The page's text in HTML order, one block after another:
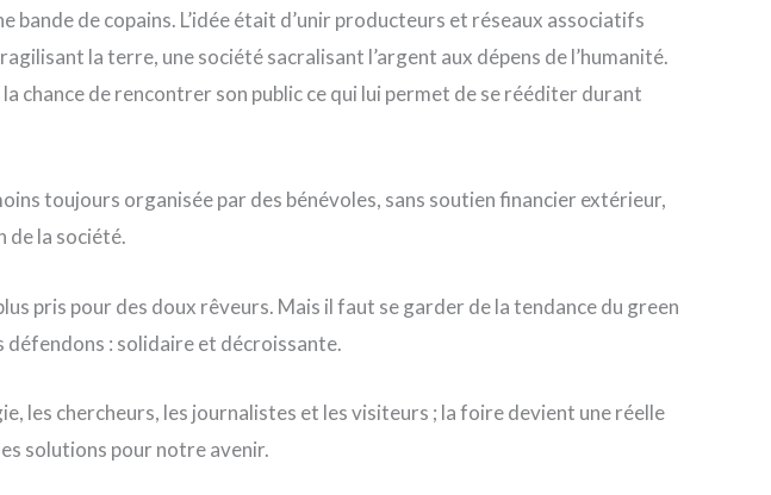
bande de copains. L’idée était d’unir producteurs et réseaux associatifs
la terre, une société sacralisant l’argent aux dépens de l’humanité.
chance de rencontrer son public ce qui lui permet de se rééditer durant
toujours organisée par des bénévoles, sans soutien financier extérieur,
de la société.
pris pour des doux rêveurs. Mais il faut se garder de la tendance du green
défendons : solidaire et décroissante.
les chercheurs, les journalistes et les visiteurs ; la foire devient une réelle
solutions pour notre avenir.